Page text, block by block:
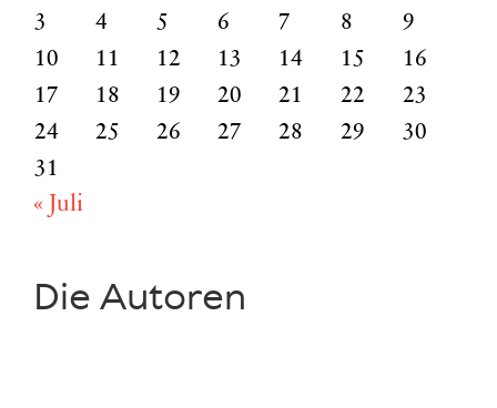
3
4 5 6 7 8
9
10
11 12 13 14 15
16
17
18 19 20 21 22
23
24
25 26 27 28 29
30
31
« Juli
Die Autoren